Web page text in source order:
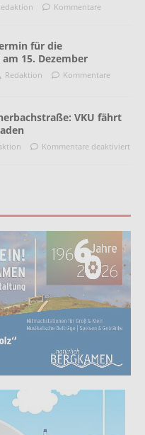
Kommentare
für die
15. Dezember
Redaktion
Kommentare
VKU fährt
Kommentare deaktiviert